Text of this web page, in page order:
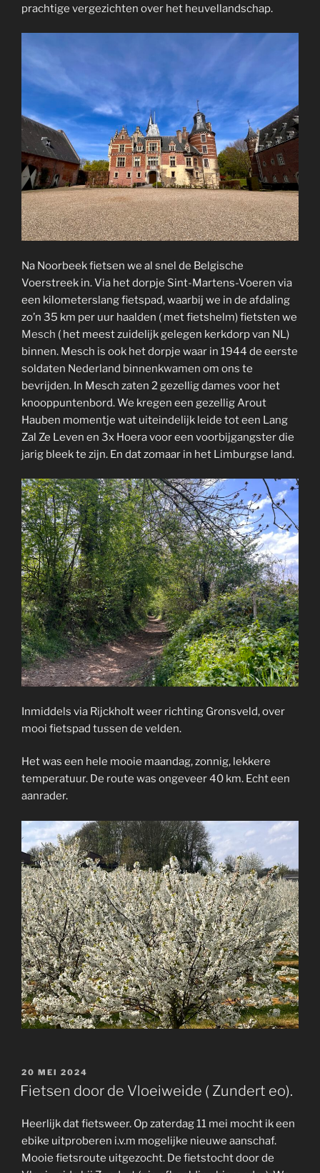
prachtige vergezichten over het heuvellandschap.
Na Noorbeek fietsen we al snel de Belgische
Voerstreek in. Via het dorpje Sint-Martens-Voeren via
een kilometerslang fietspad, waarbij we in de afdaling
zo’n 35 km per uur haalden ( met fietshelm) fietsten we
Mesch ( het meest zuidelijk gelegen kerkdorp van NL)
binnen. Mesch is ook het dorpje waar in 1944 de eerste
soldaten Nederland binnenkwamen om ons te
bevrijden. In Mesch zaten 2 gezellig dames voor het
knooppuntenbord. We kregen een gezellig Arout
Hauben momentje wat uiteindelijk leide tot een Lang
Zal Ze Leven en 3x Hoera voor een voorbijgangster die
jarig bleek te zijn. En dat zomaar in het Limburgse land.
Inmiddels via Rijckholt weer richting Gronsveld, over
mooi fietspad tussen de velden.
Het was een hele mooie maandag, zonnig, lekkere
temperatuur. De route was ongeveer 40 km. Echt een
aanrader.
GEPLAATST
OP
20 MEI 2024
Fietsen door de Vloeiweide ( Zundert eo).
Heerlijk dat fietsweer. Op zaterdag 11 mei mocht ik een
ebike uitproberen i.v.m mogelijke nieuwe aanschaf.
Mooie fietsroute uitgezocht. De fietstocht door de